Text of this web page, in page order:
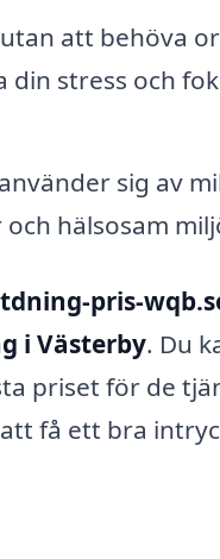
att behöva
stress och
sig av
hälsosam
pris-
i Västerby. Du
priset för de
få ett bra